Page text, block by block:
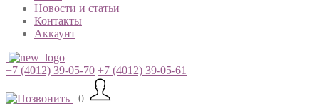
Новости и статьи
Контакты
Аккаунт
+7 (4012) 39-05-70 +7 (4012) 39-05-61
0